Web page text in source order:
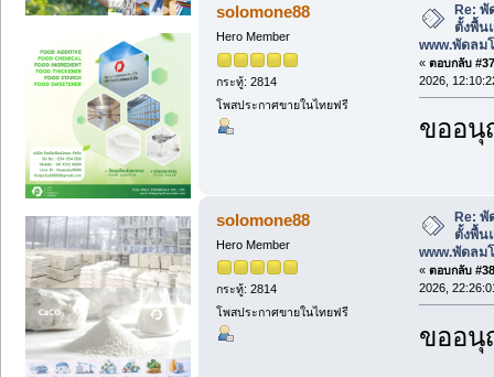
solomone88
Hero Member
กระทู้: 2814
โพสประกาศขายในไทยฟรี
Re: พั
ตั้งพื้น
www.พัดลม
« ตอบกลับ
2026,
ขออนุ
solomone88
Hero Member
กระทู้: 2814
โพสประกาศขายในไทยฟรี
Re: พั
ตั้งพื้น
www.พัดลม
« ตอบกลับ
2026,
ขออนุ